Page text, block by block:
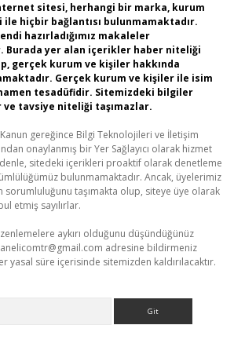
sitesi, herhangi bir marka, kurum
ile hiçbir bağlantısı bulunmamaktadır.
hazırladığımız makaleler
Burada yer alan içerikler haber niteliği
gerçek kurum ve kişiler hakkında
Gerçek kurum ve kişiler ile isim
tesadüfidir. Sitemizdeki bilgiler
tavsiye niteliği taşımazlar.
Kanun gereğince Bilgi Teknolojileri ve İletişim
onaylanmış bir Yer Sağlayıcı olarak hizmet
sitedeki içerikleri proaktif olarak denetleme
bulunmamaktadır. Ancak, üyelerimiz
sorumluluğunu taşımakta olup, siteye üye olarak
etmiş sayılırlar.
aykırı olduğunu düşündüğünüz
adresine bildirmeniz
yasal süre içerisinde sitemizden kaldırılacaktır.